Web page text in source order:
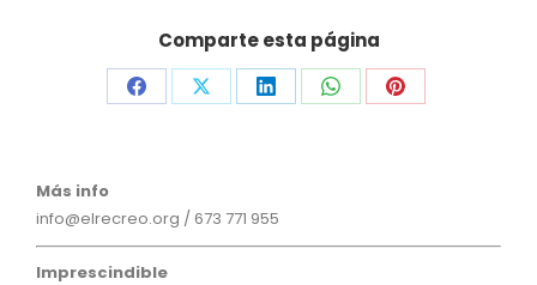
Comparte esta página
CompartirCompartirCompartirCompartirCompartir
Más info
info@elrecreo.org / 673 771 955
Imprescindible